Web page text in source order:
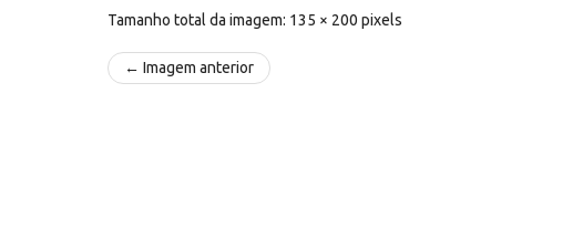
Tamanho total da imagem: 135 × 200 pixels
← Imagem anterior